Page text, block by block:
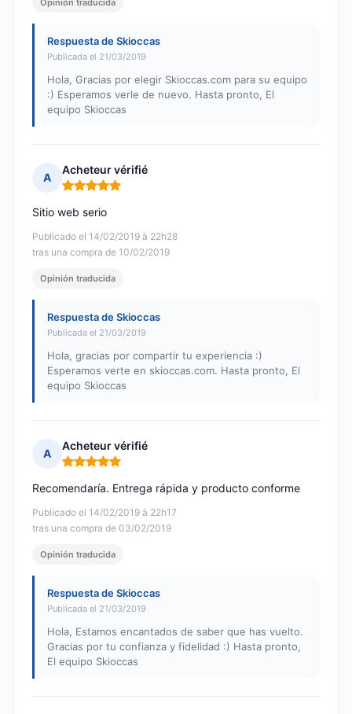
Opinión traducida
Respuesta de Skioccas
Publicada el 21/03/2019
Hola, Gracias por elegir Skioccas.com para su equipo
:) Esperamos verle de nuevo. Hasta pronto, El
equipo Skioccas
A
Acheteur vérifié
Nota: 5 de 5
Publicado el 14/02/2019 à 22h28
tras una compra de 10/02/2019
Sitio web serio
Opinión traducida
Respuesta de Skioccas
Publicada el 21/03/2019
Hola, gracias por compartir tu experiencia :)
Esperamos verte en skioccas.com. Hasta pronto, El
equipo Skioccas
A
Acheteur vérifié
Nota: 5 de 5
Publicado el 14/02/2019 à 22h17
tras una compra de 03/02/2019
Recomendaría. Entrega rápida y producto conforme
Opinión traducida
Respuesta de Skioccas
Publicada el 21/03/2019
Hola, Estamos encantados de saber que has vuelto.
Gracias por tu confianza y fidelidad :) Hasta pronto,
El equipo Skioccas